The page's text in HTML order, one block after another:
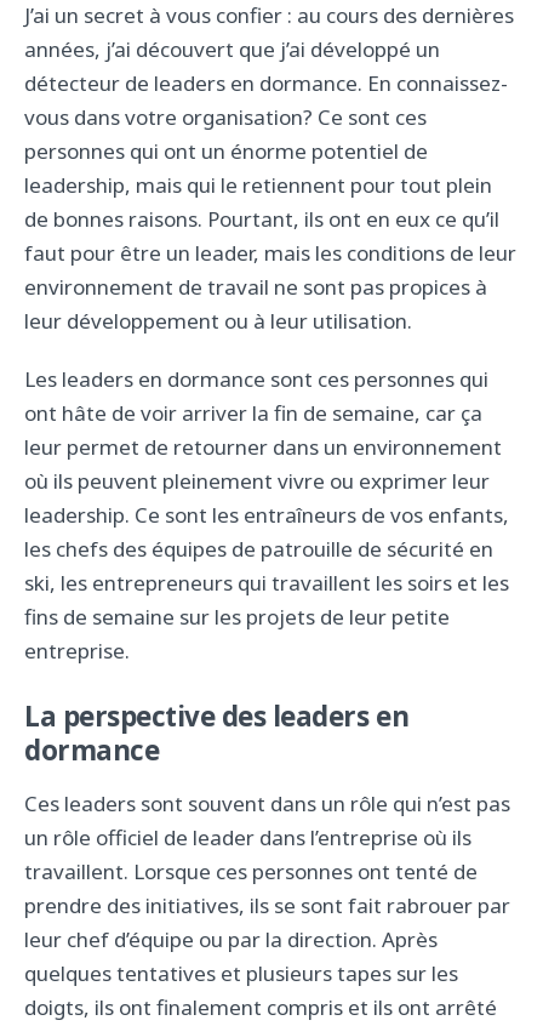
J’ai un secret à vous confier : au cours des dernières
années, j’ai découvert que j’ai développé un
détecteur de leaders en dormance. En connaissez-
vous dans votre organisation? Ce sont ces
personnes qui ont un énorme potentiel de
leadership, mais qui le retiennent pour tout plein
de bonnes raisons. Pourtant, ils ont en eux ce qu’il
faut pour être un leader, mais les conditions de leur
environnement de travail ne sont pas propices à
leur développement ou à leur utilisation.
Les leaders en dormance sont ces personnes qui
ont hâte de voir arriver la fin de semaine, car ça
leur permet de retourner dans un environnement
où ils peuvent pleinement vivre ou exprimer leur
leadership. Ce sont les entraîneurs de vos enfants,
les chefs des équipes de patrouille de sécurité en
ski, les entrepreneurs qui travaillent les soirs et les
fins de semaine sur les projets de leur petite
entreprise.
La perspective des leaders en
dormance
Ces leaders sont souvent dans un rôle qui n’est pas
un rôle officiel de leader dans l’entreprise où ils
travaillent. Lorsque ces personnes ont tenté de
prendre des initiatives, ils se sont fait rabrouer par
leur chef d’équipe ou par la direction. Après
quelques tentatives et plusieurs tapes sur les
doigts, ils ont finalement compris et ils ont arrêté